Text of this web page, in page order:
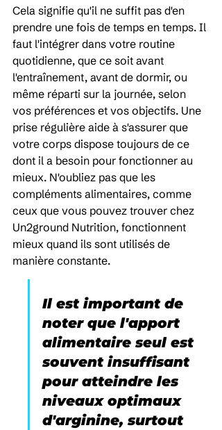
Cela signifie qu'il ne suffit pas d'en
prendre une fois de temps en temps. Il
faut l'intégrer dans votre routine
quotidienne, que ce soit avant
l'entraînement, avant de dormir, ou
même réparti sur la journée, selon
vos préférences et vos objectifs. Une
prise régulière aide à s'assurer que
votre corps dispose toujours de ce
dont il a besoin pour fonctionner au
mieux. N'oubliez pas que les
compléments alimentaires, comme
ceux que vous pouvez trouver chez
Un2ground Nutrition, fonctionnent
mieux quand ils sont utilisés de
manière constante.
Il est important de
noter que l'apport
alimentaire seul est
souvent insuffisant
pour atteindre les
niveaux optimaux
d'arginine, surtout